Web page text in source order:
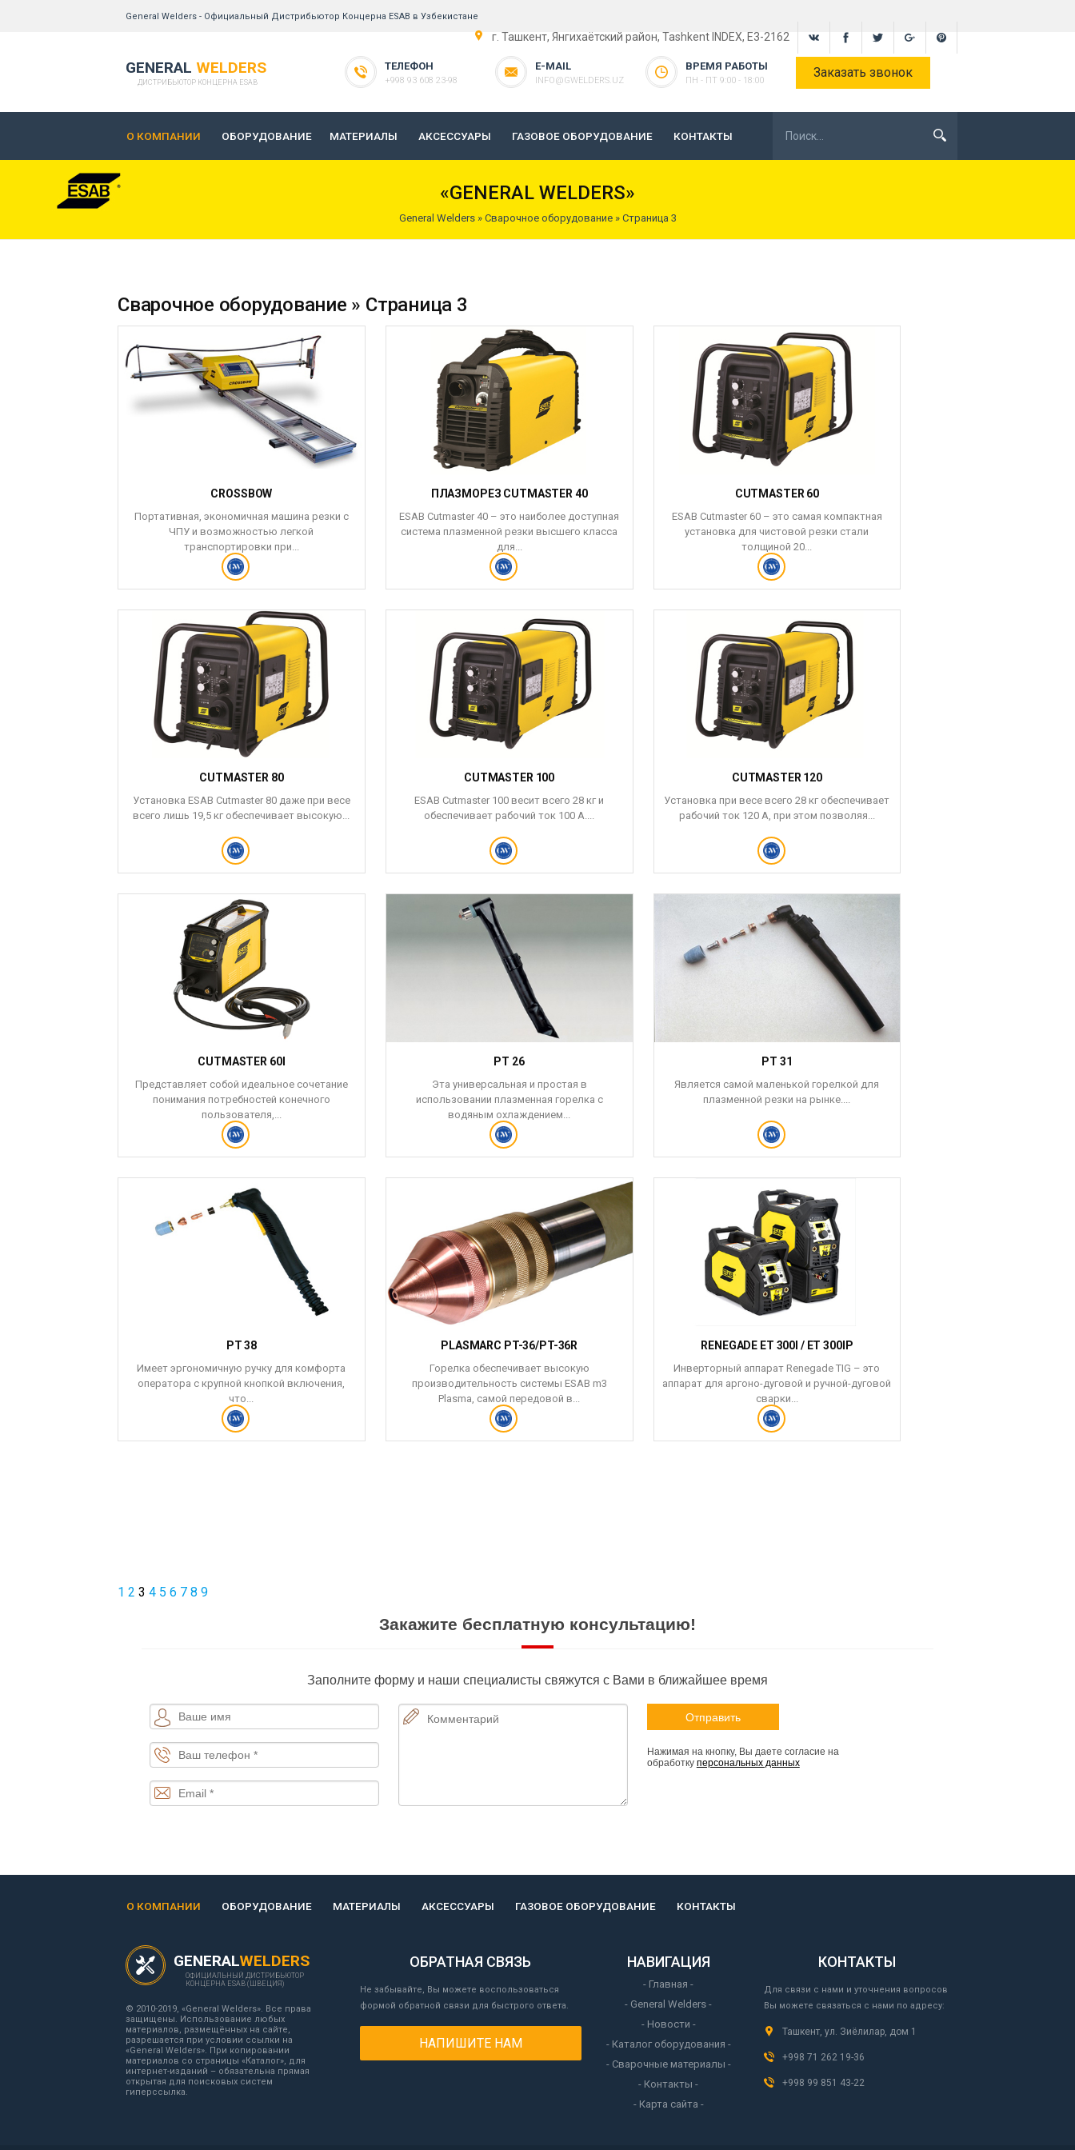
General Welders - Официальный Дистрибьютор Концерна ESAB в Узбекистане
г. Ташкент, Янгихаётский район, Tashkent INDEX, E3-2162
GENERAL WELDERS
ДИСТРИБЬЮТОР КОНЦЕРНА ESAB
ТЕЛЕФОН
+998 93 608 23-98
E-MAIL
INFO@GWELDERS.UZ
ВРЕМЯ РАБОТЫ
ПН - ПТ 9:00 - 18:00
Заказать звонок
О КОМПАНИИ ОБОРУДОВАНИЕ МАТЕРИАЛЫ АКСЕССУАРЫ ГАЗОВОЕ ОБОРУДОВАНИЕ КОНТАКТЫ
«GENERAL WELDERS»
General Welders» Сварочное оборудование» Страница 3
Сварочное оборудование » Страница 3
CROSSBOW
Портативная, экономичная машина резки с
ЧПУ и возможностью легкой
транспортировки при...
ПЛАЗМОРЕЗ CUTMASTER 40
ESAB Cutmaster 40 – это наиболее доступная
система плазменной резки высшего класса
для...
CUTMASTER 60
ESAB Cutmaster 60 – это самая компактная
установка для чистовой резки стали
толщиной 20...
CUTMASTER 80
Установка ESAB Cutmaster 80 даже при весе
всего лишь 19,5 кг обеспечивает высокую...
CUTMASTER 100
ESAB Cutmaster 100 весит всего 28 кг и
обеспечивает рабочий ток 100 А....
CUTMASTER 120
Установка при весе всего 28 кг обеспечивает
рабочий ток 120 А, при этом позволяя...
CUTMASTER 60I
Представляет собой идеальное сочетание
понимания потребностей конечного
пользователя,...
PT 26
Эта универсальная и простая в
использовании плазменная горелка с
водяным охлаждением...
PT 31
Является самой маленькой горелкой для
плазменной резки на рынке....
PT 38
Имеет эргономичную ручку для комфорта
оператора с крупной кнопкой включения,
что...
PLASMARC PT-36/PT-36R
Горелка обеспечивает высокую
производительность системы ESAB m3
Plasma, самой передовой в...
RENEGADE ET 300I / ET 300IP
Инверторный аппарат Renegade TIG – это
аппарат для аргоно-дуговой и ручной-дуговой
сварки...
1 2 3 4 5 6 7 8 9
Закажите бесплатную консультацию!
Заполните форму и наши специалисты свяжутся с Вами в ближайшее время
Нажимая на кнопку, Вы даете согласие на
обработку персональных данных
О КОМПАНИИ ОБОРУДОВАНИЕ МАТЕРИАЛЫ АКСЕССУАРЫ ГАЗОВОЕ ОБОРУДОВАНИЕ КОНТАКТЫ
GENERALWELDERS
ОФИЦИАЛЬНЫЙ ДИСТРИБЬЮТОР
КОНЦЕРНА ESAB (ШВЕЦИЯ)
© 2010-2019, «General Welders». Все права
защищены. Использование любых
материалов, размещённых на сайте,
разрешается при условии ссылки на
«General Welders». При копировании
материалов со страницы «Каталог», для
интернет-изданий – обязательна прямая
открытая для поисковых систем
гиперссылка.
ОБРАТНАЯ СВЯЗЬ
Не забывайте, Вы можете воспользоваться
формой обратной связи для быстрого ответа.
НАПИШИТЕ НАМ
НАВИГАЦИЯ
- Главная -
- General Welders -
- Новости -
- Каталог оборудования -
- Сварочные материалы -
- Контакты -
- Карта сайта -
КОНТАКТЫ
Для связи с нами и уточнения вопросов
Вы можете связаться с нами по адресу:
Ташкент, ул. Зиёлилар, дом 1
+998 71 262 19-36
+998 99 851 43-22